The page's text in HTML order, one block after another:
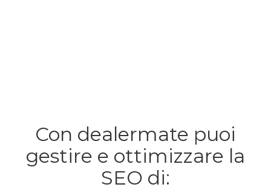
Con dealermate puoi
gestire e ottimizzare la
SEO di: